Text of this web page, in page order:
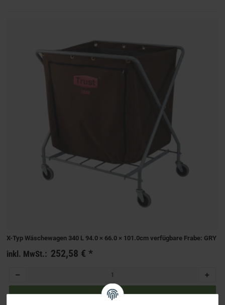
X-Typ Wäschewagen 340 L 94.0 × 66.0 × 101.0cm verfügbare Frabe: GRY
inkl. MwSt.: 252,58 €*